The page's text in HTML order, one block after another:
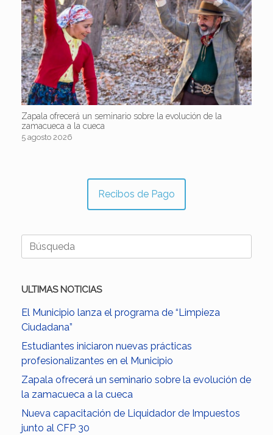
Zapala ofrecerá un seminario sobre la evolución de la
zamacueca a la cueca
5 agosto 2026
Recibos de Pago
Buscar:
ULTIMAS NOTICIAS
El Municipio lanza el programa de “Limpieza
Ciudadana”
Estudiantes iniciaron nuevas prácticas
profesionalizantes en el Municipio
Zapala ofrecerá un seminario sobre la evolución de
la zamacueca a la cueca
Nueva capacitación de Liquidador de Impuestos
junto al CFP 30